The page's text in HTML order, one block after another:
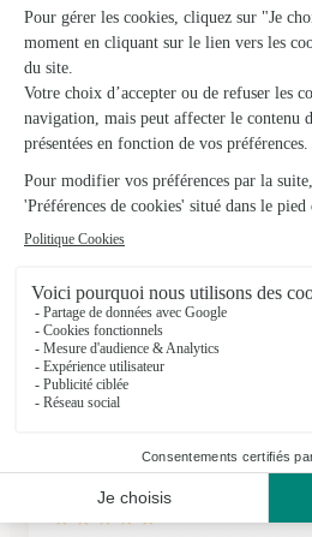
Je suis très satisfait de votre…
Je suis très satisfait de votre travail.
effectuée dans les délais et la
également pour la rapidité avec
la facture. Merci beaucoup pour la
10/02/2026
★ ★ ★ ★ ★
Au top , a vérifier après livraison
je n'ai pas encore reçu ma
noter votre prestation ....
★ ★ ★ ★ ★